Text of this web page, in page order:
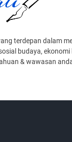
terdepan dalam
budaya, ekonomi
& wawasan